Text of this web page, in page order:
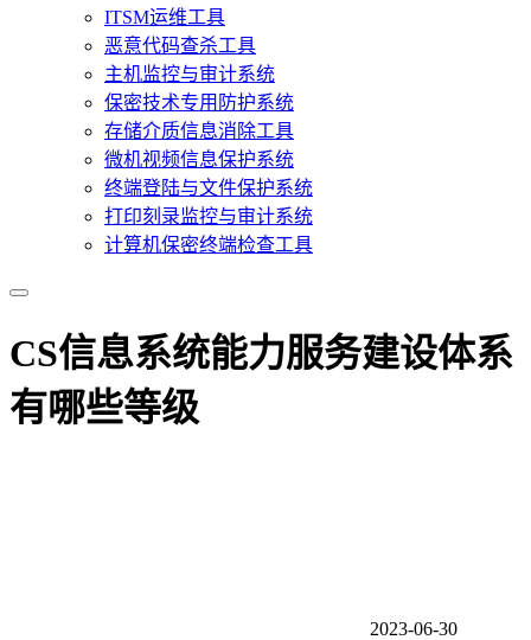
ITSM运维工具
恶意代码查杀工具
主机监控与审计系统
保密技术专用防护系统
存储介质信息消除工具
微机视频信息保护系统
终端登陆与文件保护系统
打印刻录监控与审计系统
计算机保密终端检查工具
CS信息系统能力服务建设体系
有哪些等级
2023-06-30